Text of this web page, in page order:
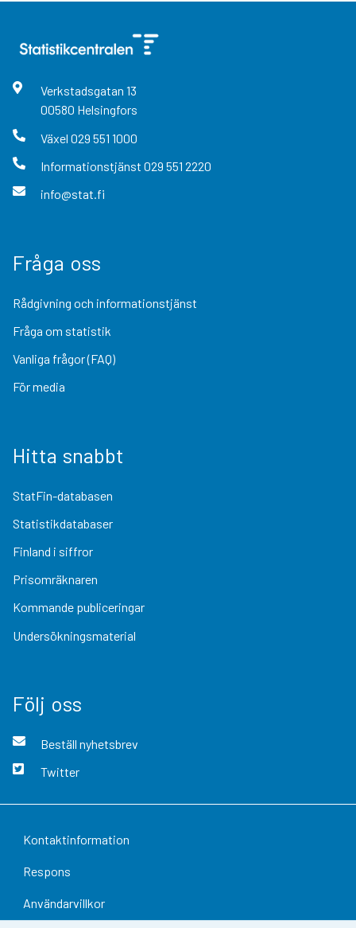
Verkstadsgatan 13
00580 Helsingfors
Växel 029 551 1000
Informationstjänst 029 551 2220
info@stat.fi
Fråga oss
Rådgivning och informationstjänst
Fråga om statistik
Vanliga frågor (FAQ)
För media
Hitta snabbt
StatFin-databasen
Statistikdatabaser
Finland i siffror
Prisomräknaren
Kommande publiceringar
Undersökningsmaterial
Följ oss
Beställ nyhetsbrev
Twitter
Kontaktinformation
Respons
Användarvillkor